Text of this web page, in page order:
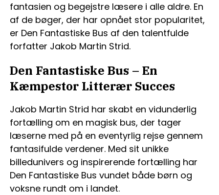
fantasien og begejstre læsere i alle aldre. En
af de bøger, der har opnået stor popularitet,
er Den Fantastiske Bus af den talentfulde
forfatter Jakob Martin Strid.
Den Fantastiske Bus – En
Kæmpestor Litterær Succes
Jakob Martin Strid har skabt en vidunderlig
fortælling om en magisk bus, der tager
læserne med på en eventyrlig rejse gennem
fantasifulde verdener. Med sit unikke
billedunivers og inspirerende fortælling har
Den Fantastiske Bus vundet både børn og
voksne rundt om i landet.